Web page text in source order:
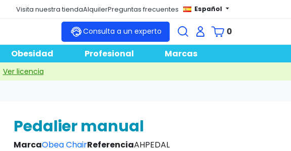
Visita nuestra tiendaAlquilerPreguntas frecuentes Español
Consulta a un experto
0
Obesidad Profesional Marcas
Ver licencia
Pedalier manual
MarcaObea ChairReferenciaAHPEDAL